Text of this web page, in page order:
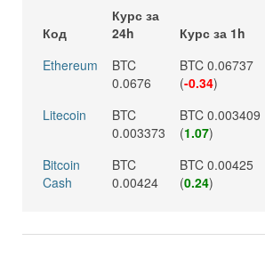
Код
Курс за
24h
Курс за 1h
Ethereum
BTC
0.0676
BTC 0.06737
(-0.34)
Litecoin
BTC
0.003373
BTC 0.003409
(1.07)
Bitcoin
Cash
BTC
0.00424
BTC 0.00425
(0.24)